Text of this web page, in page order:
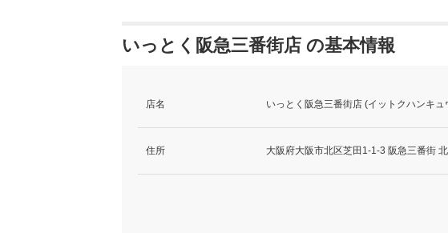
いっとく阪急三番街店 の基本情報
店名 いっとく阪急三番街店 (イットクハンキ
住所 大阪府大阪市北区芝田1-1-3 阪急三番街